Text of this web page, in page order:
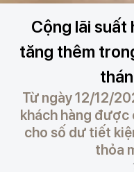
Cộng lãi suất
tăng thêm
Từ ngày 12/12/
khách hàng được
cho số dư tiết
thỏa